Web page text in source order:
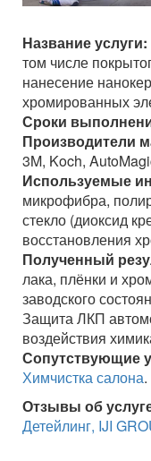
Название услуги:
том числе
нанесение
хромированных
Сроки
Производители
3M, Koch,
Используемые
микрофибра,
стекло (диоксид
восстановления
Полученный
лака, плёнки и
заводского
Защита ЛКП
воздействия
Сопутствующие
Химчистка салона.
Отзывы об
Детейлинг, IJI